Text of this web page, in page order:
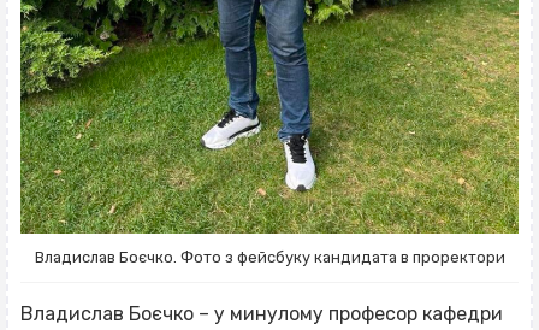
Владислав Боєчко. Фото з фейсбуку кандидата в проректори
Владислав Боєчко – у минулому професор кафедри